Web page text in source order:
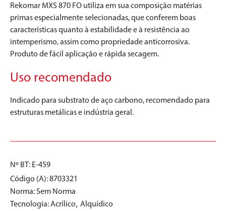
Rekomar MXS 870 FO utiliza em sua composição matérias
primas especialmente selecionadas, que conferem boas
características quanto à estabilidade e à resistência ao
intemperismo, assim como propriedade anticorrosiva.
Produto de fácil aplicação e rápida secagem.
Uso recomendado
Indicado para substrato de aço carbono, recomendado para
estruturas metálicas e indústria geral.
Nº BT: E-459
Código (A): 8703321
Norma:Sem Norma
Tecnologia:Acrílico, Alquídico